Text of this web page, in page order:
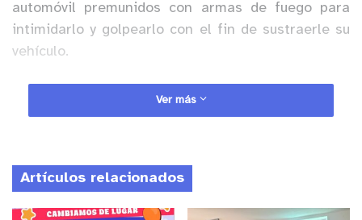
automóvil premunidos con armas de fuego para
intimidarlo y golpearlo con el fin de sustraerle su
vehículo.
Anuncio Patrocinado
En el marco del proceso investigativo, apoyados
suceso, los detectives identificaron a uno de los
autores, gestionando con el Ministerio Público en
el Tribunal de Garantía una orden de entrada y
Ver más
Artículos relacionados